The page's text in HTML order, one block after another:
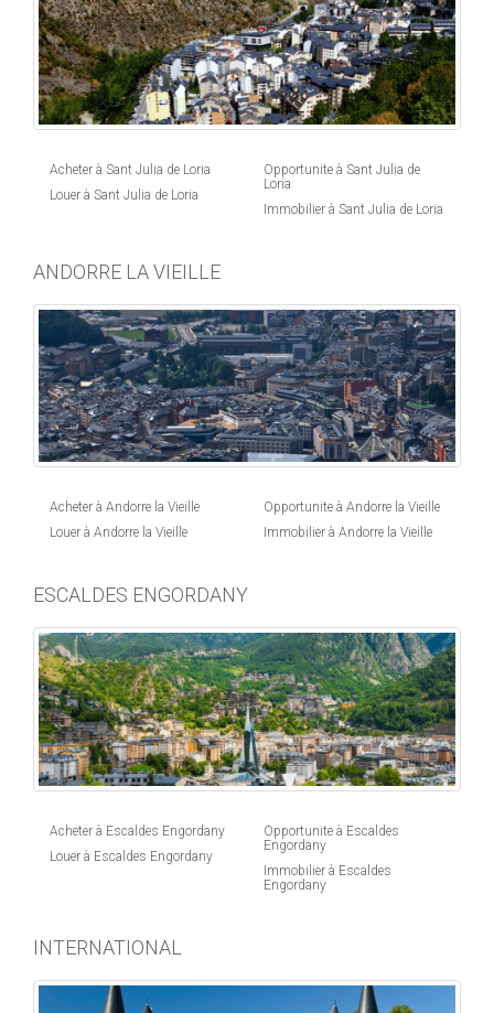
Acheter à Sant Julia de Loria
Louer à Sant Julia de Loria
Opportunite à Sant Julia de
Loria
Immobilier à Sant Julia de Loria
ANDORRE LA VIEILLE
Acheter à Andorre la Vieille
Louer à Andorre la Vieille
Opportunite à Andorre la Vieille
Immobilier à Andorre la Vieille
ESCALDES ENGORDANY
Acheter à Escaldes Engordany
Louer à Escaldes Engordany
Opportunite à Escaldes
Engordany
Immobilier à Escaldes
Engordany
INTERNATIONAL